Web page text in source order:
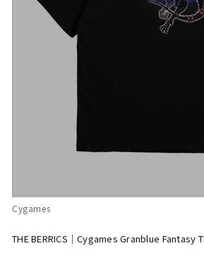
Cygames
THE BERRICS｜Cygames Granblue Fantasy